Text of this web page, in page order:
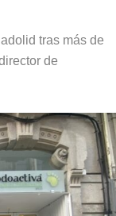
tras más de
de